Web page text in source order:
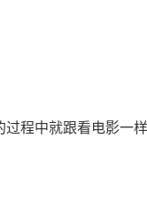
程中就跟看电影一